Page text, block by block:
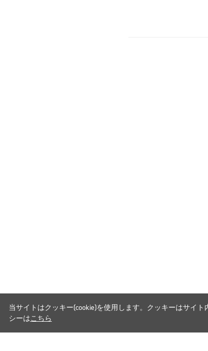
当サイトはクッキー(cookie)を使用します。クッキーはサイ
シーはこちら